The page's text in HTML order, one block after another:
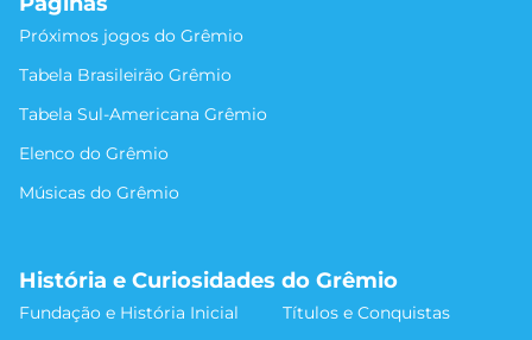
Próximos jogos do Grêmio
Tabela Brasileirão Grêmio
Tabela Sul-Americana Grêmio
Elenco do Grêmio
Músicas do Grêmio
História e Curiosidades do Grêmio
Fundação e História Inicial
Títulos e Conquistas